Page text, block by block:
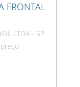
FRONTAL
LTDA - SP